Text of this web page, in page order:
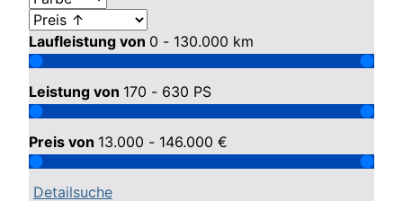
Laufleistung von 0 - 130.000 km
Leistung von 170 - 630 PS
Preis von 13.000 - 146.000 €
Detailsuche